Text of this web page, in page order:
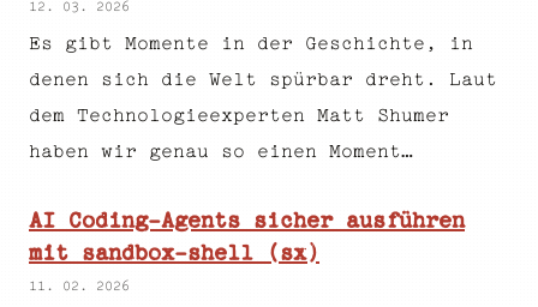
12. 03. 2026
Es gibt Momente in der Geschichte, in
denen sich die Welt spürbar dreht. Laut
dem Technologieexperten Matt Shumer
haben wir genau so einen Moment…
AI Coding-Agents sicher ausführen
mit sandbox-shell (sx)
11. 02. 2026